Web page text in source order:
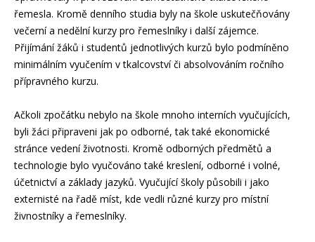
řemesla. Kromě denního studia byly na škole uskutečňovány
večerní a nedělní kurzy pro řemeslníky i další zájemce.
Přijímání žáků i studentů jednotlivých kurzů bylo podmíněno
minimálním vyučením v tkalcovství či absolvováním ročního
přípravného kurzu.
Ačkoli zpočátku nebylo na škole mnoho interních vyučujících,
byli žáci připraveni jak po odborné, tak také ekonomické
stránce vedení životnosti. Kromě odborných předmětů a
technologie bylo vyučováno také kreslení, odborné i volné,
účetnictví a základy jazyků. Vyučující školy působili i jako
externisté na řadě míst, kde vedli různé kurzy pro místní
živnostníky a řemeslníky.